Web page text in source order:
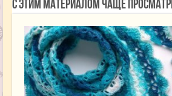
С этим материалом чаще